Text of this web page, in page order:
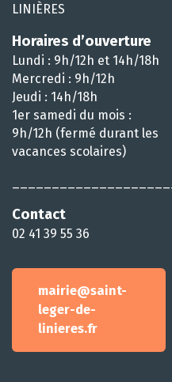
LINIÈRES
Horaires d’ouverture
Lundi : 9h/12h et 14h/18h
Mercredi : 9h/12h
Jeudi : 14h/18h
1er samedi du mois :
9h/12h (fermé durant les
vacances scolaires)
Contact
02 41 39 55 36
mairie@saint-
leger-de-
linieres.fr